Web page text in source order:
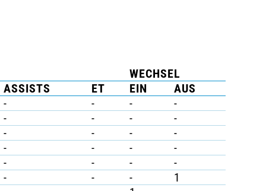
WECHSEL
ASSISTS ET EIN
AUS
- - -
-
- - -
-
- - -
-
- - -
-
- - -
-
- - -
1